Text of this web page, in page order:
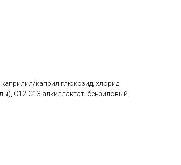
каприл глюкозид, хлорид
С12-С13 алкиллактат, бензиловый